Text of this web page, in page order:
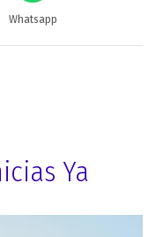
Whatsapp
Ya